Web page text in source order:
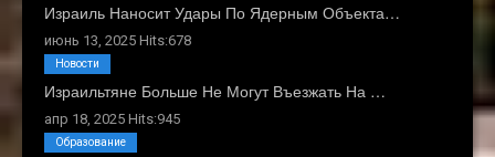
Израиль Наносит Удары По Ядерным Объекта…
июнь 13, 2025 Hits:678
Израильтяне Больше Не Могут Въезжать На …
апр 18, 2025 Hits:945
Новости
Образование